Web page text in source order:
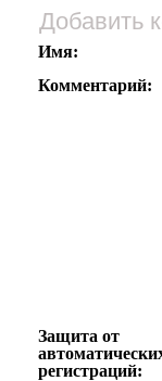
Добавить
Имя:
Комментарий:
Защита от
регистраций: